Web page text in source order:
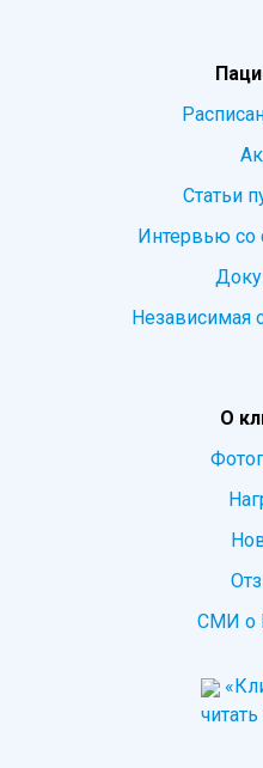
Статьи
Интервью со
Независимая
О
СМИ о